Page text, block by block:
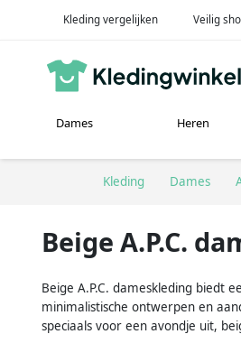
Kleding vergelijken Veilig
Dames Heren
Kleding Dames
Beige A.P.C.
Beige A.P.C. dameskleding biedt
minimalistische ontwerpen en
speciaals voor een avondje uit,